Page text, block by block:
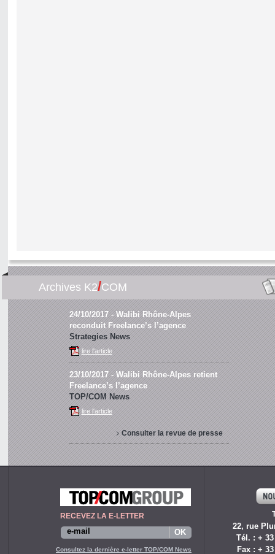
Archives K2/COM
24/10/2017- Walibi Rhône-Alpes
reconduit Freelance’s l’agence
Strategies News
lire l'article
23/10/2017- Walibi Rhône-Alpes retient
Freelance’s l’agence
TOP/COM News
lire l'article
Consulter la revue de presse
RECEVEZ LA E-LETTER
Consultez la dernière e-letter TOP/COM News
22, rue
Tél. : + 33
Fax : +